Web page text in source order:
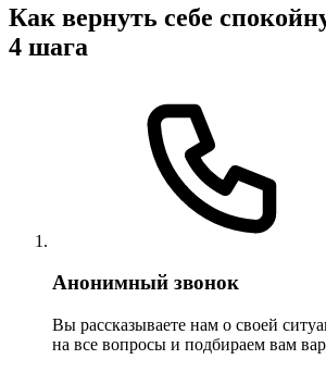
Как вернуть себе
4 шага
Анонимный звонок
Вы рассказываете нам о своей
на все вопросы и подбираем вам